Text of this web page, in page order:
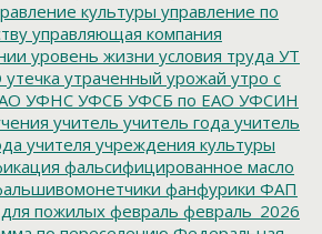
культуры управление по
управляющая компания
уровень жизни условия труда УТ
утечка утраченный урожай утро с
УФНС УФСБ УФСБ по ЕАО УФСИН
учитель учитель года учитель
учителя учреждения культуры
фальсифицированное масло
фанфурики ФАП
пожилых февраль февраль_2026